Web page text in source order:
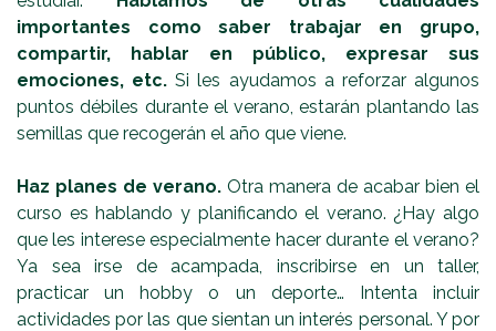
importantes como saber trabajar en grupo,
compartir, hablar en público, expresar sus
emociones, etc. Si les ayudamos a reforzar algunos
puntos débiles durante el verano, estarán plantando las
semillas que recogerán el año que viene.
Haz planes de verano. Otra manera de acabar bien el
curso es hablando y planificando el verano. ¿Hay algo
que les interese especialmente hacer durante el verano?
Ya sea irse de acampada, inscribirse en un taller,
practicar un hobby o un deporte… Intenta incluir
actividades por las que sientan un interés personal. Y por